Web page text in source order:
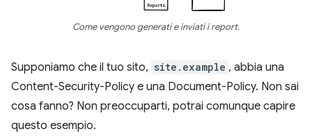
Come vengono generati e inviati i report.
Supponiamo che il tuo sito, site.example , abbia una
Content-Security-Policy e una Document-Policy. Non sai
cosa fanno? Non preoccuparti, potrai comunque capire
questo esempio.